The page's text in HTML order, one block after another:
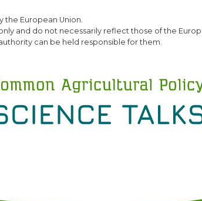
main
the European Union.
and do not necessarily reflect those of the
can be held responsible for them.